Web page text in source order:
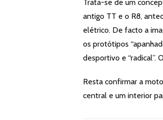
Trata-se de um
antigo TT e o R8,
elétrico. De facto a
os protótipos
desportivo e “radical”.
Resta confirmar a
central e um interior